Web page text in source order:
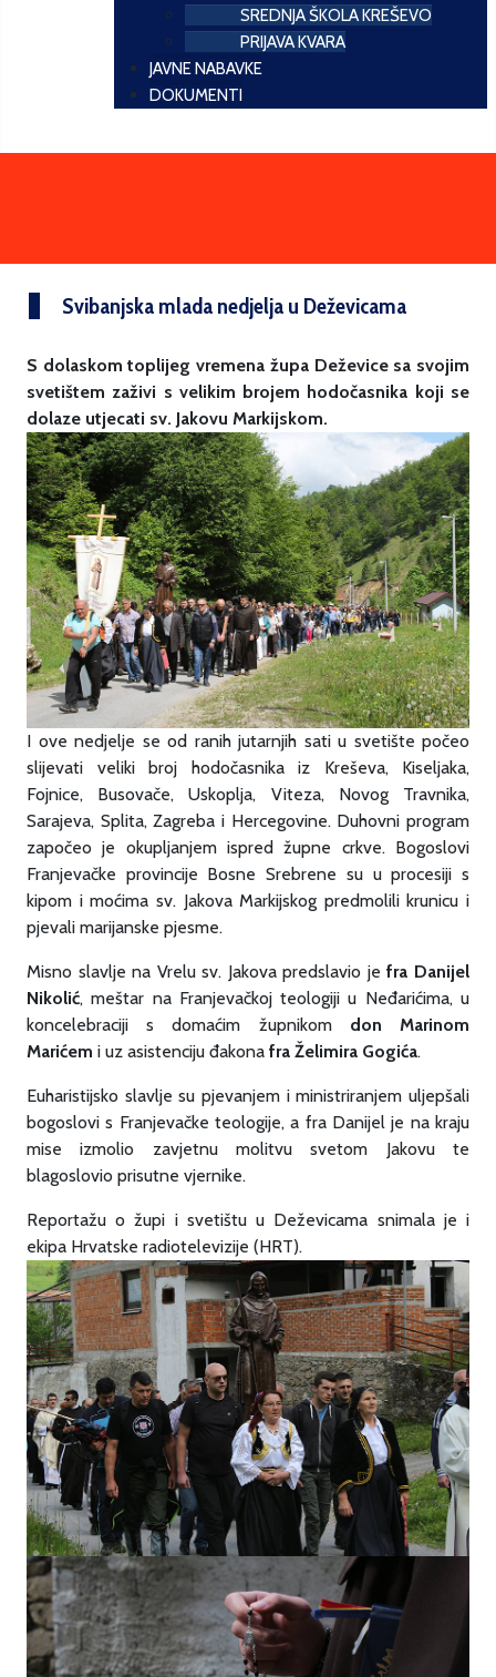
SREDNJA ŠKOLA KREŠEVO
PRIJAVA KVARA
JAVNE NABAVKE
DOKUMENTI
Svibanjska mlada nedjelja u Deževicama
S dolaskom toplijeg vremena župa Deževice sa svojim
svetištem zaživi s velikim brojem hodočasnika koji se
dolaze utjecati sv. Jakovu Markijskom.
I ove nedjelje se od ranih jutarnjih sati u svetište počeo
slijevati veliki broj hodočasnika iz Kreševa, Kiseljaka,
Fojnice, Busovače, Uskoplja, Viteza, Novog Travnika,
Sarajeva, Splita, Zagreba i Hercegovine. Duhovni program
započeo je okupljanjem ispred župne crkve. Bogoslovi
Franjevačke provincije Bosne Srebrene su u procesiji s
kipom i moćima sv. Jakova Markijskog predmolili krunicu i
pjevali marijanske pjesme.
Misno slavlje na Vrelu sv. Jakova predslavio jefra Danijel
Nikolić, meštar na Franjevačkoj teologiji u Neđarićima, u
koncelebraciji s domaćim župnikom don Marinom
Marićem i uz asistenciju đakona fra Želimira Gogića.
Euharistijsko slavlje su pjevanjem i ministriranjem uljepšali
bogoslovi s Franjevačke teologije, a fra Danijel je na kraju
mise izmolio zavjetnu molitvu svetom Jakovu te
blagoslovio prisutne vjernike.
Reportažu o župi i svetištu u Deževicama snimala je i
ekipa Hrvatske radiotelevizije (HRT).